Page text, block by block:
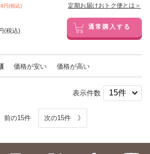
円(税込) 定期お届けおトク便とは＞
(税込) 通常購入する
価格が安い 価格が高い
表示件数
前の15件 次の15件 》